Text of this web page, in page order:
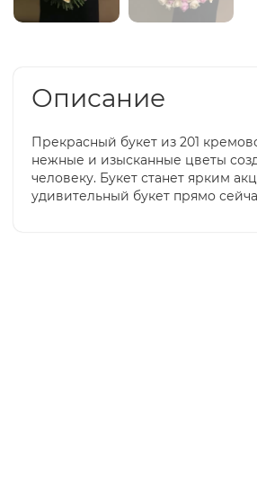
Описание
Прекрасный букет из 201
нежные и изысканные цветы
человеку. Букет станет ярким
удивительный букет прямо